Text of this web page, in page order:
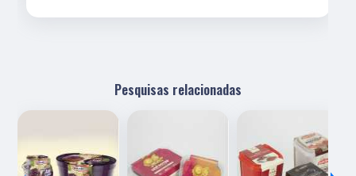
Pesquisas relacionadas